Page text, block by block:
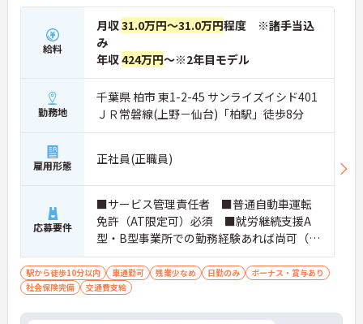
給料
月収31.0万円～31.0万円程度 ※諸手当込
み
年収424万円～※2年目モデル
勤務地
千葉県 柏市 東1-2-45 サンライズイシド401
ＪＲ常磐線(上野－仙台)「柏駅」徒歩8分
雇用形態 正社員(正職員)
応募要件
■サービス管理責任者 ■普通自動車運転
免許（AT限定可）必須 ■就労継続支援A
型・B型事業所での勤務経験あれば尚可（未
経験でも可）
駅から徒歩10分以内 車通勤可 残業少なめ 日勤のみ
ボーナス・賞与あり
社会保険完備
交通費支給